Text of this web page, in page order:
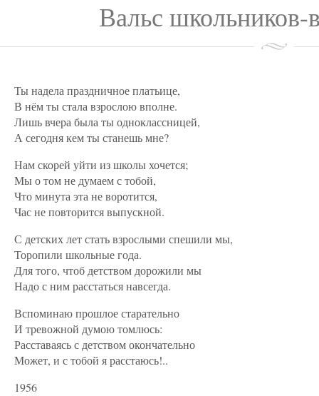
Вальс школьников-
Ты надела праздничное платьице,
В нём ты стала взрослою вполне.
Лишь вчера была ты одноклассницей,
А сегодня кем ты станешь мне?
Нам скорей уйти из школы хочется;
Мы о том не думаем с тобой,
Что минута эта не воротится,
Час не повторится выпускной.
С детских лет стать взрослыми спешили мы,
Торопили школьные года.
Для того, чтоб детством дорожили мы
Надо с ним расстаться навсегда.
Вспоминаю прошлое старательно
И тревожной думою томлюсь:
Расставаясь с детством окончательно
Может, и с тобой я расстаюсь!..
1956